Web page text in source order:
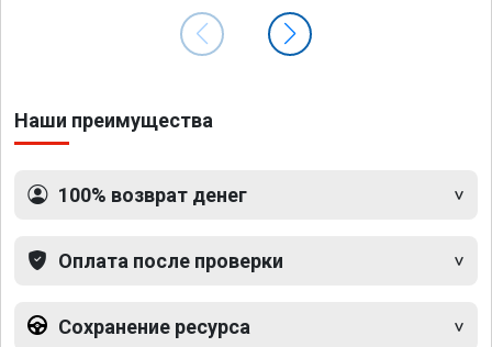
Наши преимущества
100% возврат денег
Оплата после проверки
Сохранение ресурса